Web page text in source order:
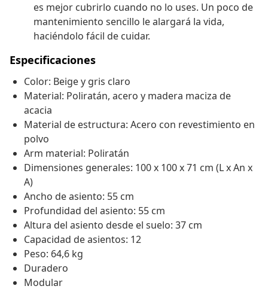
es mejor cubrirlo cuando no lo uses. Un poco de
mantenimiento sencillo le alargará la vida,
haciéndolo fácil de cuidar.
Especificaciones
Color: Beige y gris claro
Material: Poliratán, acero y madera maciza de
acacia
Material de estructura: Acero con revestimiento en
polvo
Arm material: Poliratán
Dimensiones generales: 100 x 100 x 71 cm (L x An x
A)
Ancho de asiento: 55 cm
Profundidad del asiento: 55 cm
Altura del asiento desde el suelo: 37 cm
Capacidad de asientos: 12
Peso: 64,6 kg
Duradero
Modular